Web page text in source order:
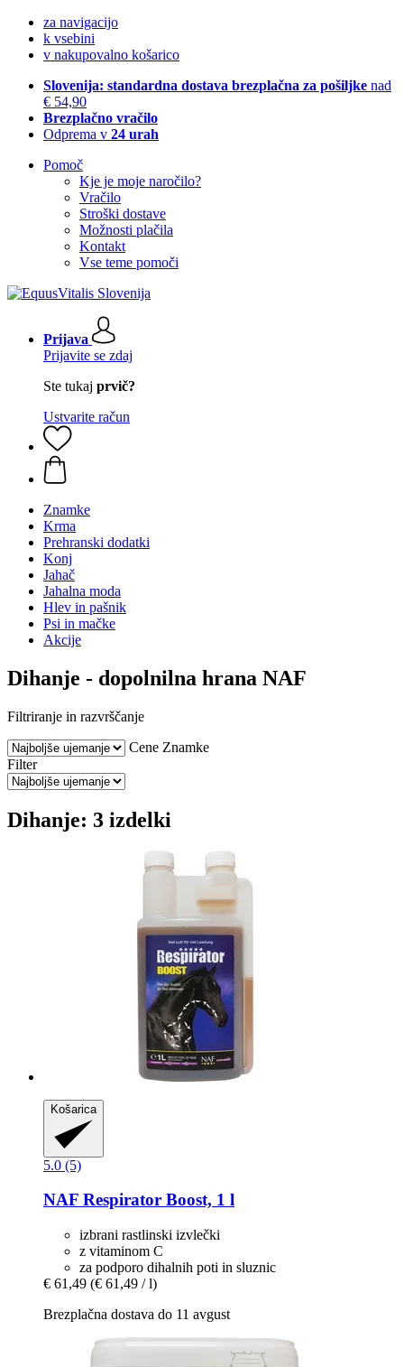
za navigacijo
k vsebini
v nakupovalno košarico
Slovenija: standardna dostava brezplačna za pošiljke nad
€ 54,90
Brezplačno vračilo
Odprema v 24 urah
Pomoč
Kje je moje naročilo?
Vračilo
Stroški dostave
Možnosti plačila
Kontakt
Vse teme pomoči
Prijava
Prijavite se zdaj
Ste tukaj prvič?
Ustvarite račun
Znamke
Krma
Prehranski dodatki
Konj
Jahač
Jahalna moda
Hlev in pašnik
Psi in mačke
Akcije
Dihanje - dopolnilna hrana NAF
Filtriranje in razvrščanje
Cene Znamke
Filter
Dihanje: 3 izdelki
Košarica
5.0 (5)
NAF Respirator Boost, 1 l
izbrani rastlinski izvlečki
z vitaminom C
za podporo dihalnih poti in sluznic
€ 61,49 (€ 61,49 / l)
Brezplačna dostava do 11 avgust